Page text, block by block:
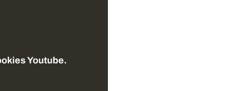
Youtube.